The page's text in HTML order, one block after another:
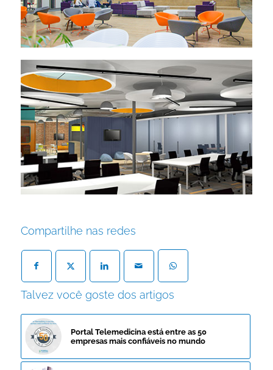
Compartilhe nas redes
Talvez você goste dos artigos
Portal Telemedicina está entre as 50
empresas mais confiáveis no mundo